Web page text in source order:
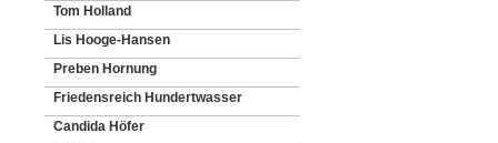
Tom Holland
Lis Hooge-Hansen
Preben Hornung
Friedensreich Hundertwasser
Candida Höfer